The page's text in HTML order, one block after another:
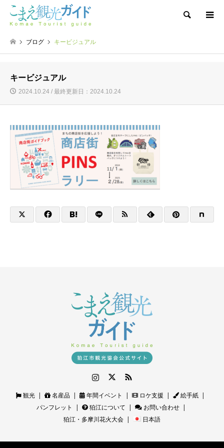
検索
ブログ キービジュアル
キービジュアル
2024.10.24 / 最終更新日：2024.10.24
観光 名産品 年間イベント ロケ支援
絵手紙
パンフレット
狛江について
お問い合わせ
狛江・多摩川花火大会
日本語